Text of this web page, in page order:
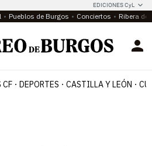
EDICIONES CyL
Pueblos de Burgos Conciertos Ribera del
CF DEPORTES CASTILLA Y LEÓN